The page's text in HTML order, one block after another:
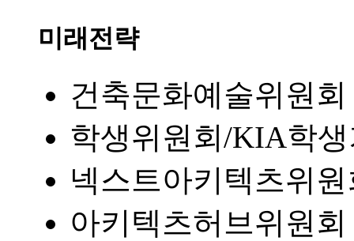
미래전략
건축문화예술위원회
학생위원회/KIA학
넥스트아키텍츠위원
아키텍츠허브위원회